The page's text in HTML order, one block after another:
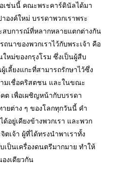
นี้ คณะพระคาร์ดินัลได้มา
องค์ใหม่ บรรดาพวกเราพระ
สบการณ์ที่หลากหลายแตกต่างกัน
นาของพวกเราไว้กับพระเจ้า คือ
หม่ของกรุงโรม ซึ่งเป็นผู้สืบ
ลี้ยงแกะที่สามารถรักษาไว้ซึ่ง
มเชื่อคริสตชน และในขณะ
ต เพื่อเผชิญหน้ากับบรรดา
ยต่าง ๆ ของโลกทุกวันนี้ คำ
อยู่เคียงข้างพวกเรา และพวก
ตเจ้า ผู้ที่ได้ทรงนำพาเราทั้ง
ป็นเครื่องดนตรีมากมาย ทำให้
งเดียวกัน